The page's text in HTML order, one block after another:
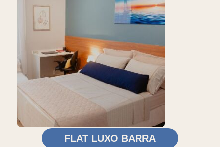
FLAT LUXO BARRA